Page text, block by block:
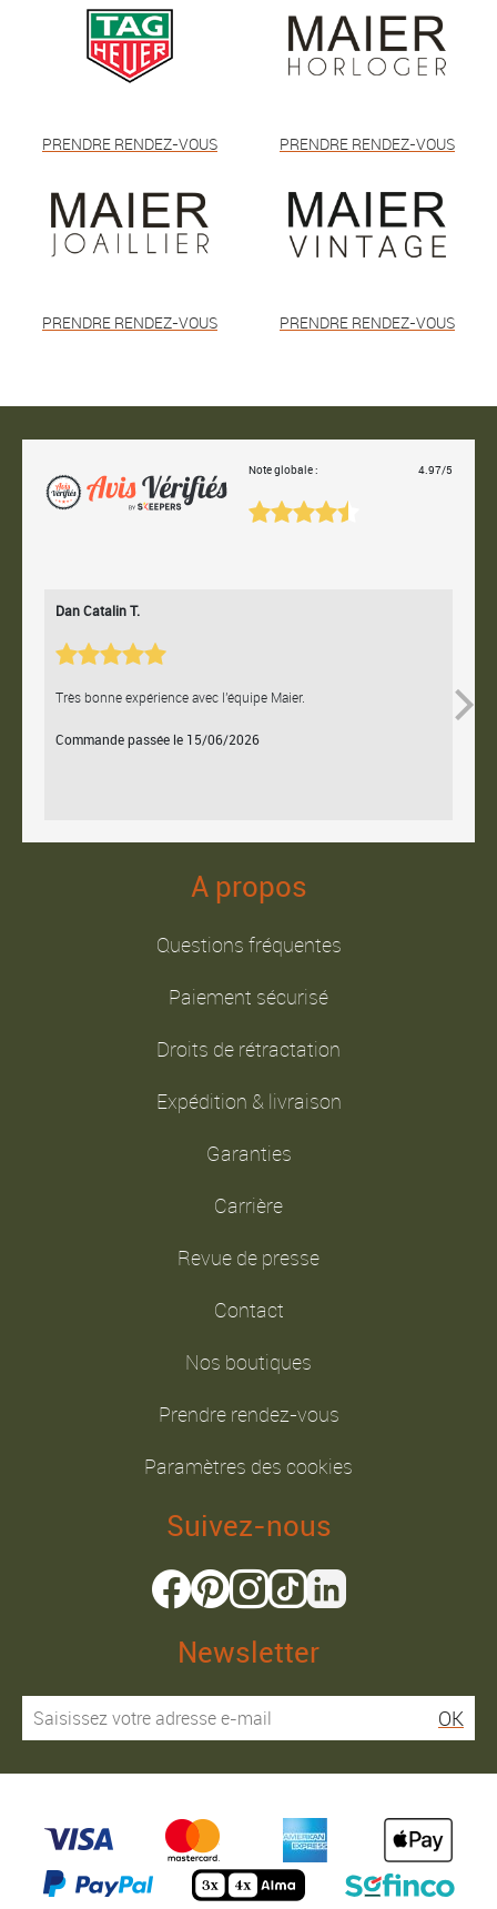
PRENDRE RENDEZ-VOUS PRENDRE RENDEZ-VOUS
PRENDRE RENDEZ-VOUS PRENDRE RENDEZ-VOUS
Note globale : 4.97/5
Dan Catalin T.
Très bonne expérience avec l'équipe Maier.
Commande passée le 15/06/2026
A propos
Questions fréquentes
Paiement sécurisé
Droits de rétractation
Expédition & livraison
Garanties
Carrière
Revue de presse
Contact
Nos boutiques
Prendre rendez-vous
Paramètres des cookies
Suivez-nous
Newsletter
OK